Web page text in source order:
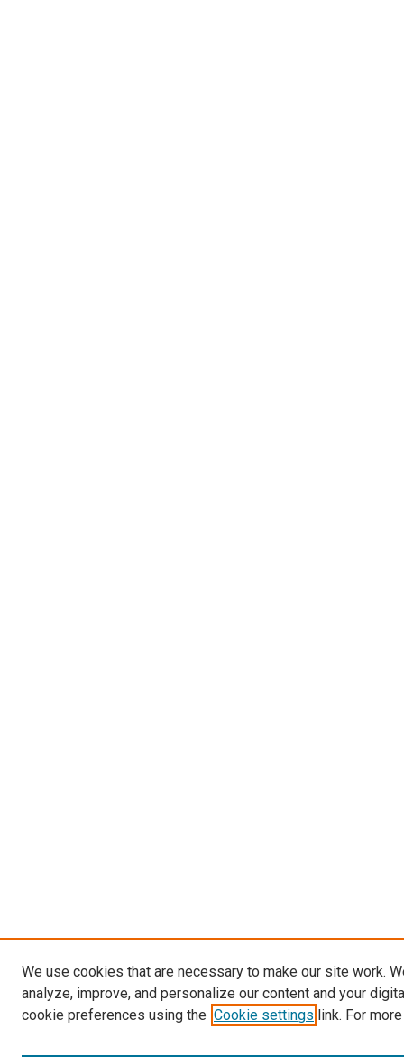
We use cookies that are necessary to make our site work.
analyze, improve, and personalize our content and your
cookie preferences using the Cookie settings link. For